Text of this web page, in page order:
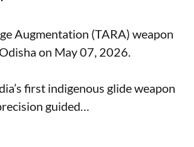
Augmentation (TARA) weapon
on May 07, 2026.
first indigenous glide weapon
guided…